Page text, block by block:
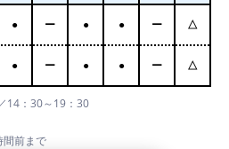
● ー ● ● ー △
● ー ● ● ー △
14：30～19：30
前まで